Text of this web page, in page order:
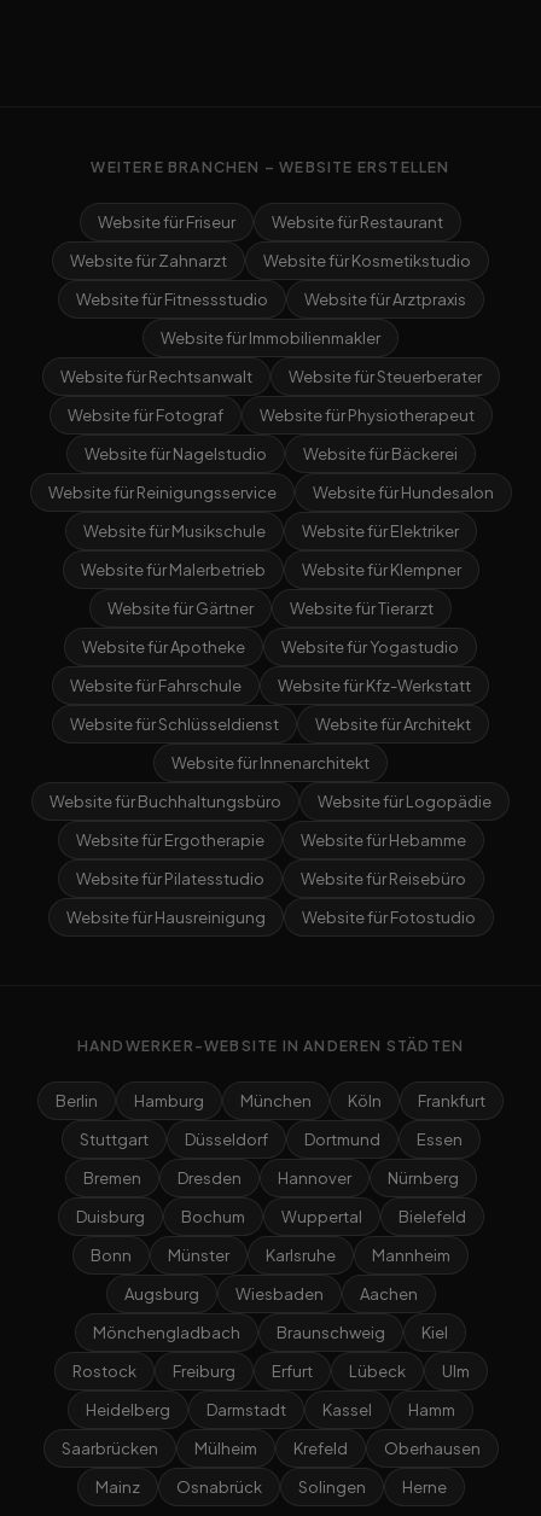
WEITERE BRANCHEN – WEBSITE ERSTELLEN
Website für Friseur
Website für Restaurant
Website für Zahnarzt
Website für Kosmetikstudio
Website für Fitnessstudio
Website für Arztpraxis
Website für Immobilienmakler
Website für Rechtsanwalt
Website für Steuerberater
Website für Fotograf
Website für Physiotherapeut
Website für Nagelstudio
Website für Bäckerei
Website für Reinigungsservice
Website für Hundesalon
Website für Musikschule
Website für Elektriker
Website für Malerbetrieb
Website für Klempner
Website für Gärtner
Website für Tierarzt
Website für Apotheke
Website für Yogastudio
Website für Fahrschule
Website für Kfz-Werkstatt
Website für Schlüsseldienst
Website für Architekt
Website für Innenarchitekt
Website für Buchhaltungsbüro
Website für Logopädie
Website für Ergotherapie
Website für Hebamme
Website für Pilatesstudio
Website für Reisebüro
Website für Hausreinigung
Website für Fotostudio
HANDWERKER-WEBSITE IN ANDEREN STÄDTEN
Berlin Hamburg München Köln
Frankfurt
Stuttgart
Düsseldorf Dortmund
Essen
Bremen
Dresden Hannover
Nürnberg
Duisburg
Bochum Wuppertal
Bielefeld
Bonn
Münster Karlsruhe
Mannheim
Augsburg
Wiesbaden
Aachen
Mönchengladbach
Braunschweig
Kiel
Rostock
Freiburg Erfurt Lübeck
Ulm
Heidelberg
Darmstadt Kassel
Hamm
Saarbrücken
Mülheim Krefeld
Oberhausen
Mainz
Osnabrück Solingen Herne